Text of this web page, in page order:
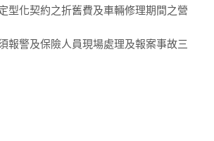
型化契約之折舊費及車輛修理期間之營
報警及保險人員現場處理及報案事故三